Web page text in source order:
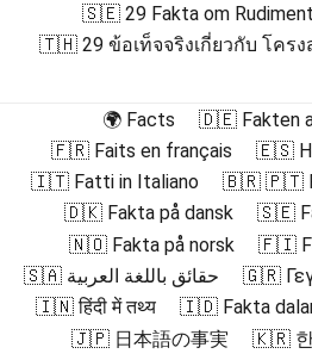
🇸🇪 29 Fakta om
🇹🇭 29 ข้อเท็จจริงเกี่ยวกับ โครง
🌍 Facts
🇩🇪 Fakten
🇫🇷 Faits en français
🇪🇸
🇮🇹 Fatti in Italiano
🇧🇷 🇵🇹
🇩🇰 Fakta på dansk
🇸🇪
🇳🇴 Fakta på norsk
🇫🇮
🇸🇦 حقائق باللغة العربية
🇬🇷
🇮🇳 हिंदी में तथ्य
🇮🇩 Fakta
🇯🇵 日本語の事実
🇰🇷 한